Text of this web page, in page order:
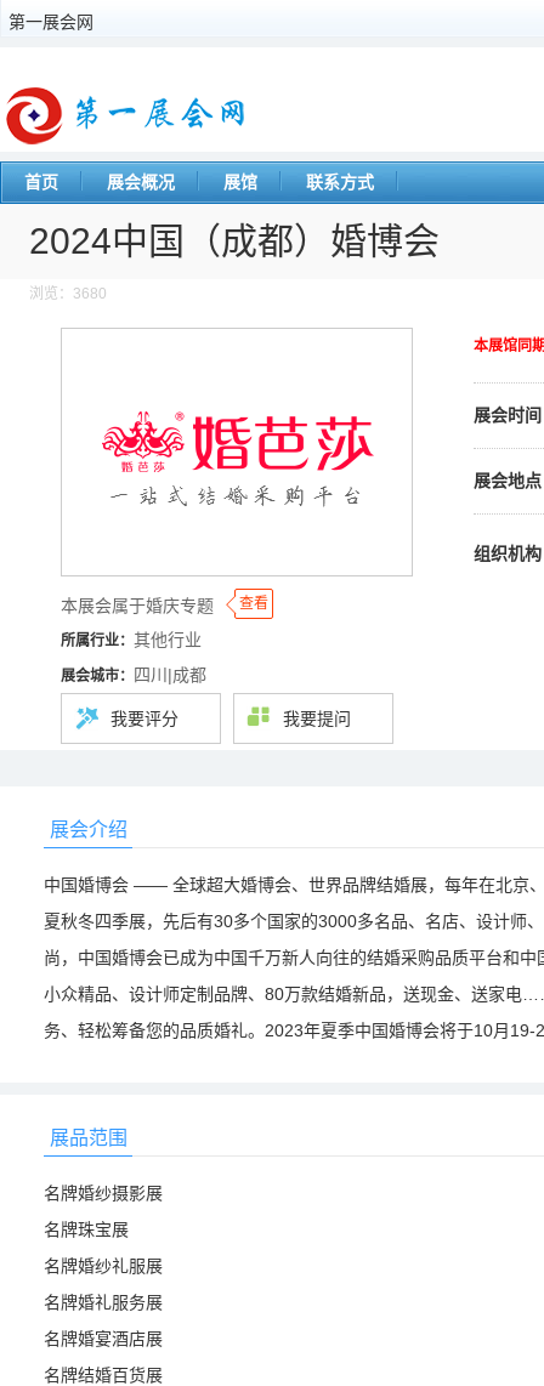
第一展会网
首页 展会概况 展馆 联系方式
2024中国（成都）婚博会
浏览：3680
本展馆同
展会时
展会地
组织机构
本展会属于婚庆专题 ◆
◆查看
所属行业： 其他行业
展会城市： 四川|成都
我要评分 我要提问
展会介绍
中国婚博会 —— 全球超大婚博会、世界品牌结婚展，每年在北京
夏秋冬四季展，先后有30多个国家的3000多名品、名店、设计
尚，中国婚博会已成为中国千万新人向往的结婚采购品质平台和
小众精品、设计师定制品牌、80万款结婚新品，送现金、送家电
务、轻松筹备您的品质婚礼。2023年夏季中国婚博会将于10月
展品范围
名牌婚纱摄影展
名牌珠宝展
名牌婚纱礼服展
名牌婚礼服务展
名牌婚宴酒店展
名牌结婚百货展